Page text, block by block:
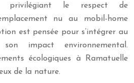
privilégiant le respect de
nu au mobil-home
est pensée pour s’intégrer au
impact environnemental.
écologiques à Ramatuelle
de la nature.